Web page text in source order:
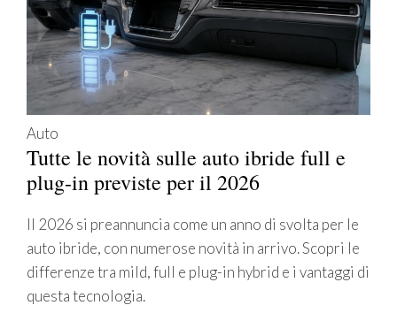
Auto
Tutte le novità sulle auto ibride full e
plug-in previste per il 2026
Il 2026 si preannuncia come un anno di svolta per le
auto ibride, con numerose novità in arrivo. Scopri le
differenze tra mild, full e plug-in hybrid e i vantaggi di
questa tecnologia.